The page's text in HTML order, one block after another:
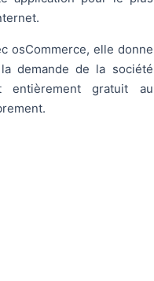
osCommerce, elle donne
demande de la société
gratuit au